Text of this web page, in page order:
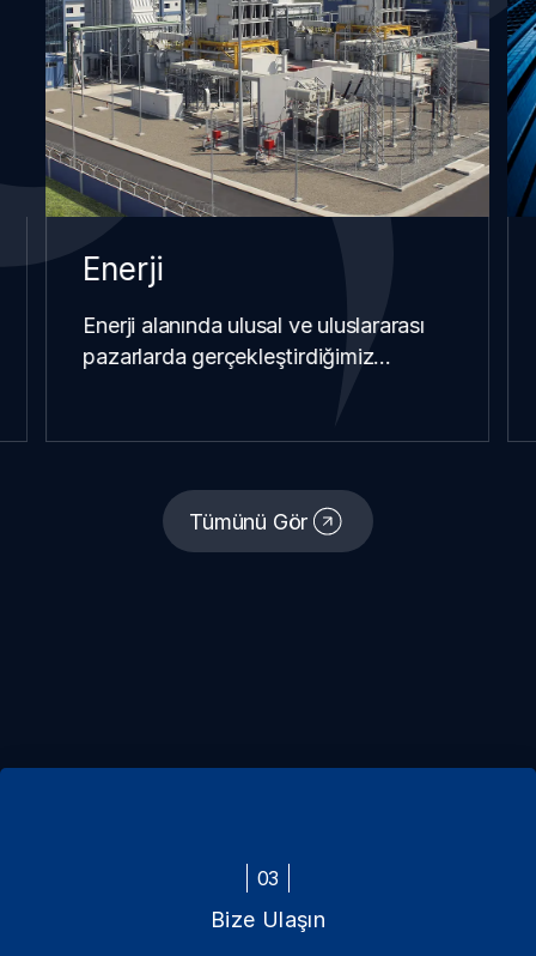
Enerji
Enerji alanında ulusal ve uluslararası
pazarlarda gerçekleştirdiğimiz…
Tümünü Gör
03
Bize Ulaşın